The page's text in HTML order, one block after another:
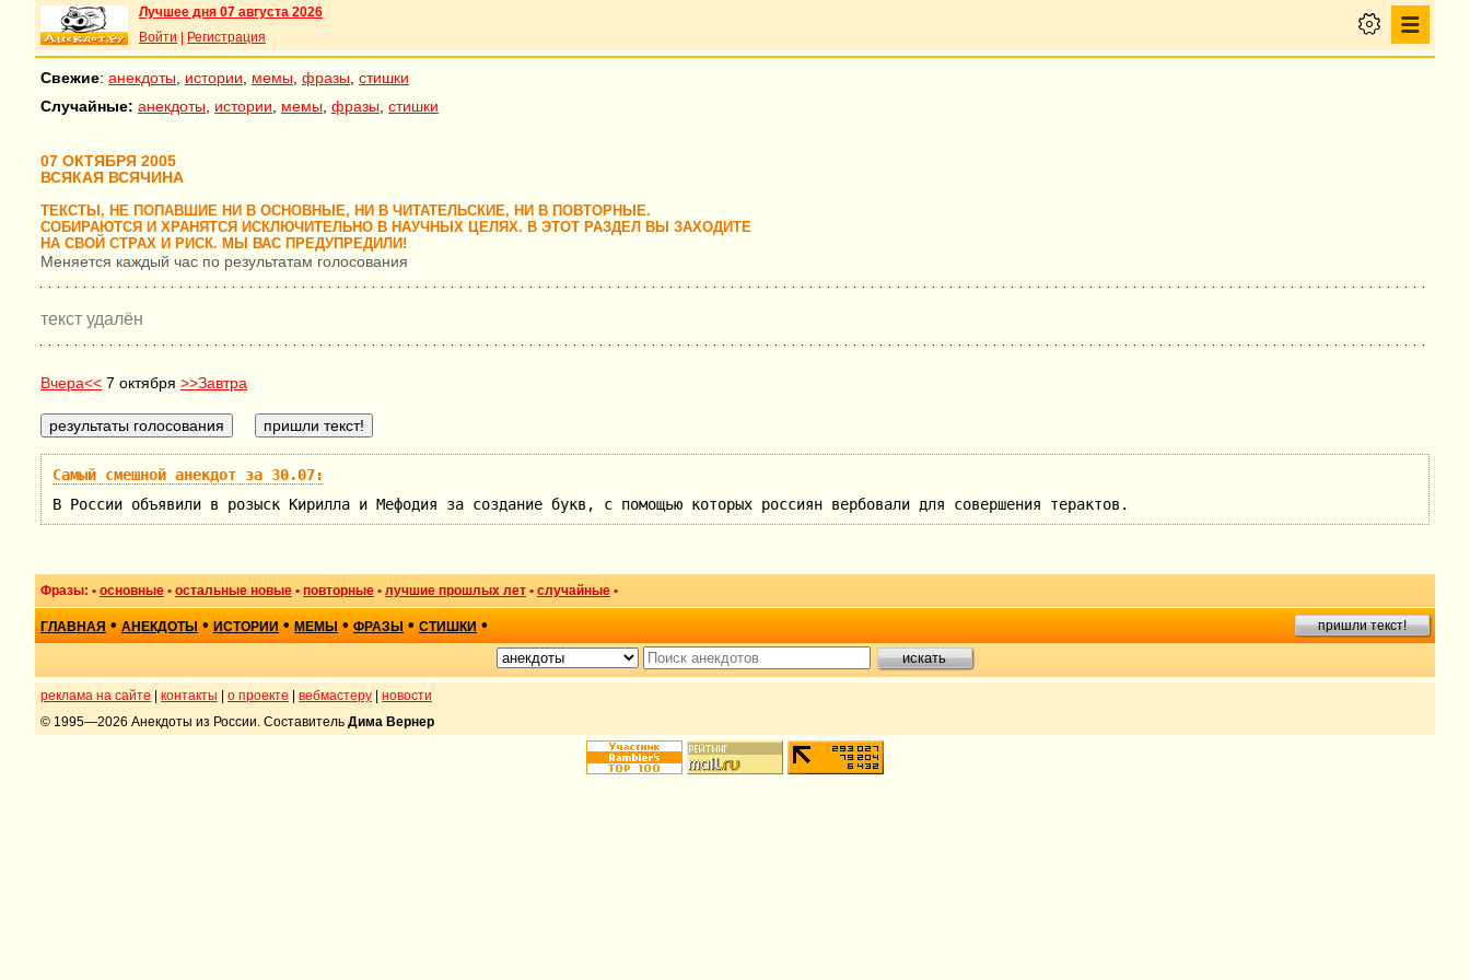
Лучшее дня 07 августа 2026
Войти
Регистрация
Свежие: анекдоты истории мемы фразы стишки
Случайные: анекдоты истории мемы фразы стишки
07 ОКТЯБРЯ 2005
ВСЯКАЯ ВСЯЧИНА
ТЕКСТЫ, НЕ ПОПАВШИЕ НИ В ОСНОВНЫЕ, НИ В ЧИТАТЕЛЬСКИЕ, НИ В ПОВТОРНЫЕ.
СОБИРАЮТСЯ И ХРАНЯТСЯ ИСКЛЮЧИТЕЛЬНО В НАУЧНЫХ ЦЕЛЯХ. В ЭТОТ РАЗДЕЛ ВЫ ЗАХОДИТЕ
НА СВОЙ СТРАХ И РИСК. МЫ ВАС ПРЕДУПРЕДИЛИ!
Меняется каждый час по результатам голосования
текст удалён
Вчера<< 7 октября >>Завтра
Самый смешной анекдот за 30.07:
В России объявили в розыск Кирилла и Мефодия за создание букв, с помощью которых россиян вербовали для совершения терактов.
Фразы: • основные • остальные новые • повторные • лучшие прошлых лет • случайные •
ГЛАВНАЯ • АНЕКДОТЫ • ИСТОРИИ • МЕМЫ • ФРАЗЫ • СТИШКИ • пришли текст!
реклама на сайте контакты о проекте вебмастеру
новости
© 1995—2026 Анекдоты из России. Составитель Дима Вернер